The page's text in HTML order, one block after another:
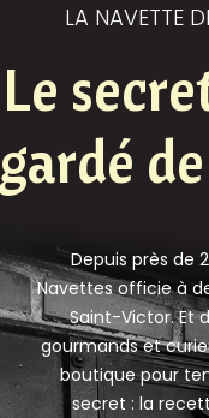
LA NAVETTE
Le
gardé
Depuis près de
Navettes officie à
Saint-Victor. Et
gourmands et
boutique pour
secret : la